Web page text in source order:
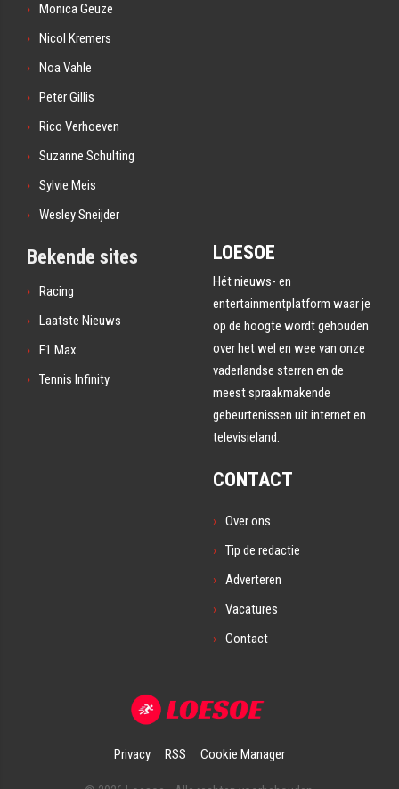
Monica Geuze
Nicol Kremers
Noa Vahle
Peter Gillis
Rico Verhoeven
Suzanne Schulting
Sylvie Meis
Wesley Sneijder
Bekende sites
Racing
Laatste Nieuws
F1 Max
Tennis Infinity
LOESOE
Hét nieuws- en
entertainmentplatform waar je
op de hoogte wordt gehouden
over het wel en wee van onze
vaderlandse sterren en de
meest spraakmakende
gebeurtenissen uit internet en
televisieland.
CONTACT
Over ons
Tip de redactie
Adverteren
Vacatures
Contact
Privacy RSS Cookie Manager